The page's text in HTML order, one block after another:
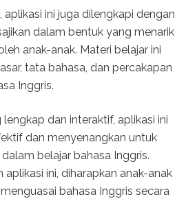
aplikasi ini juga dilengkapi dengan
dalam bentuk yang menarik
anak-anak. Materi belajar ini
tata bahasa, dan percakapan
Inggris.
dan interaktif, aplikasi ini
dan menyenangkan untuk
belajar bahasa Inggris.
ini, diharapkan anak-anak
bahasa Inggris secara